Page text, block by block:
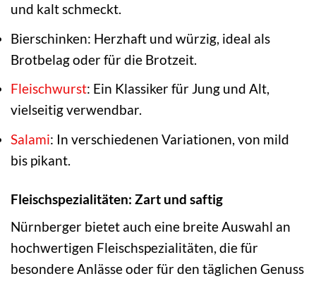
und kalt schmeckt.
Bierschinken: Herzhaft und würzig, ideal als
Brotbelag oder für die Brotzeit.
Fleischwurst: Ein Klassiker für Jung und Alt,
vielseitig verwendbar.
Salami: In verschiedenen Variationen, von mild
bis pikant.
Fleischspezialitäten: Zart und saftig
Nürnberger bietet auch eine breite Auswahl an
hochwertigen Fleischspezialitäten, die für
besondere Anlässe oder für den täglichen Genuss